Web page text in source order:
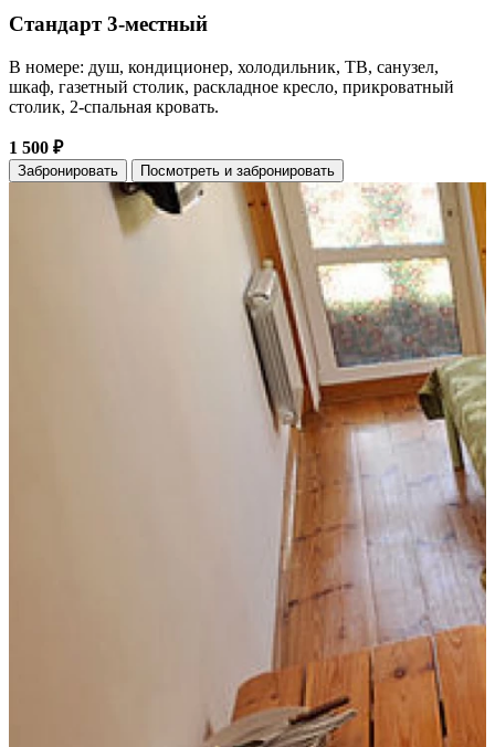
Стандарт 3-местный
В номере: душ, кондиционер, холодильник, ТВ, санузел,
шкаф, газетный столик, раскладное кресло, прикроватный
столик, 2-спальная кровать.
1 500 ₽
Забронировать Посмотреть и забронировать